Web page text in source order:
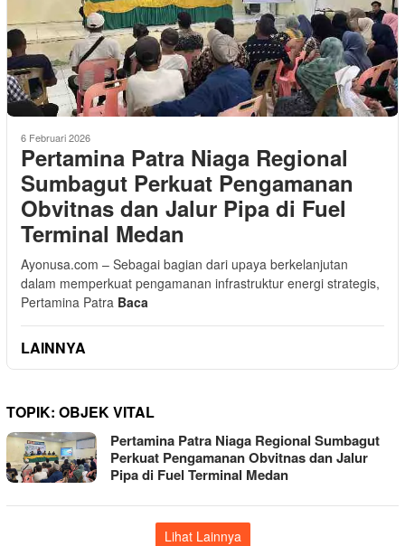
6 Februari 2026
Pertamina Patra Niaga Regional
Sumbagut Perkuat Pengamanan
Obvitnas dan Jalur Pipa di Fuel
Terminal Medan
Ayonusa.com – Sebagai bagian dari upaya berkelanjutan
dalam memperkuat pengamanan infrastruktur energi strategis,
Pertamina Patra Baca
LAINNYA
TOPIK: OBJEK VITAL
Pertamina Patra Niaga Regional Sumbagut
Perkuat Pengamanan Obvitnas dan Jalur
Pipa di Fuel Terminal Medan
Lihat Lainnya